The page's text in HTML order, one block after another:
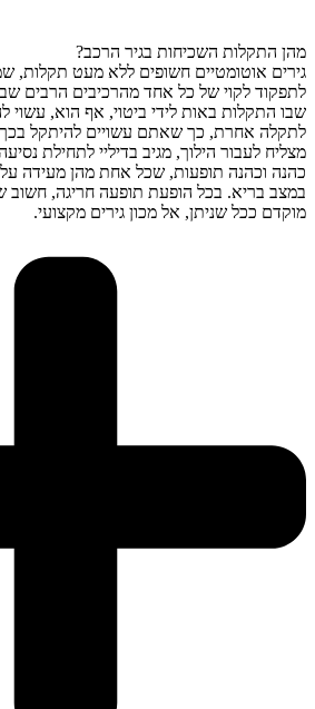
מהן התקלות השכיחות בגיר הרכב?
גירים אוטומטיים חשופים ללא מעט תקלות,
לתפקוד לקוי של כל אחד מהרכיבים הרבים
שבו התקלות באות לידי ביטוי, אף הוא,
לתקלה אחרת, כך שאתם עשויים להיתקל בכך
מצליח לעבור הילוך, מגיב בדיליי לתחילת
כהנה וכהנה תופעות, שכל אחת מהן מעידה
במצב בריא. בכל הופעת תופעה חריגה, חשוב
מוקדם ככל שניתן, אל מכון גירים מקצועי.